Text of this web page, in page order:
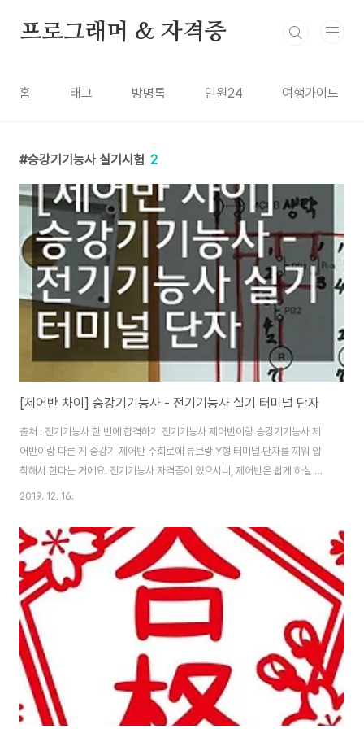
프로그래머 & 자격증
홈 태그 방명록 민원24 여행가이드
승강기기능사 실기시험 2
[제어반 차이] 승강기기능사 - 전기기능사 실기 터미널 단자
출처 : 전기기능사 한 번에 합격하기 전기기능사 제어반이랑 승강기기능사 제
어반이랑 다른 게 승강기 제어반 주회로에 튜브랑 Y형 터미널 단자를 끼워 압
착해서 한다는 거에요. 전기기능사 자격증이 있으시니, 제어반은 쉽게 하실 텐
데 추천 동영상으로 "승강기 기능사 실기(작업형) 타이머 회로-노의술 선생
와 있는데 이렇게 보고하시면 쉽게 제어반을 하실 거에요. 도면은 승강기기능
사 한 번에 합격하기 카페에 들어가셔서 승강기 Y-델타 운전 회로, 승강기 운전
제어회로, 승강기 정역 운전 회로 몇 장씩 출력하셔서 연습하시면 됩니다.
2018년 3회 승강기 실기에 승강기 운전 제어회로가 나왔습니다. 여기에 정역
회로 추가 된 게 나온 것 같은데 4..
2019. 12. 16.